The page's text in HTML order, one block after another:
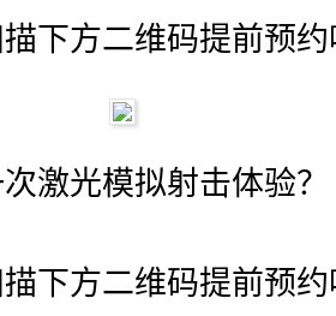
方二维码提前预约
光模拟射击体验？
方二维码提前预约